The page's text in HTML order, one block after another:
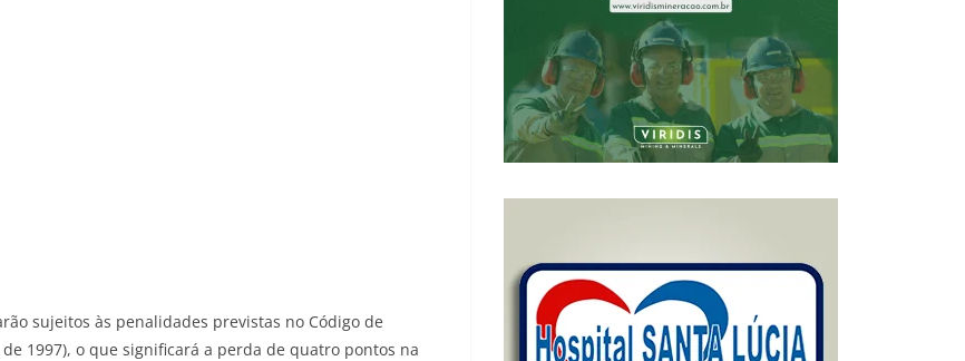
sujeitos às penalidades previstas no Código de
1997), o que significará a perda de quatro pontos na